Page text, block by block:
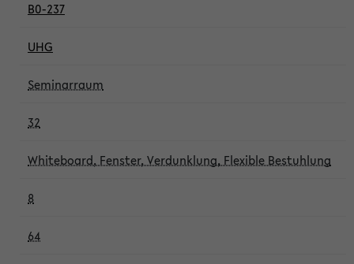
B0-237
UHG
Seminarraum
32
Whiteboard, Fenster, Verdunklung, Flexible Bestuhlung
8
64